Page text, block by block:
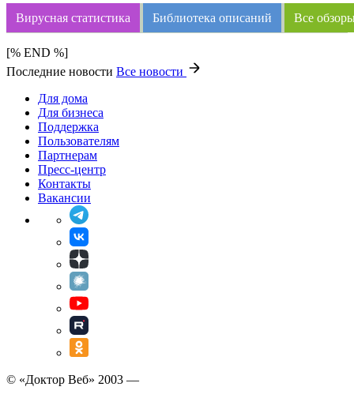
Вирусная статистика Библиотека описаний Все
[% END %]
Последние новости Все новости
Для дома
Для бизнеса
Поддержка
Пользователям
Партнерам
Пресс-центр
Контакты
Вакансии
© «Доктор Веб» 2003 —